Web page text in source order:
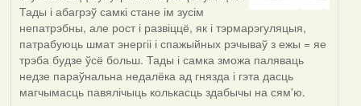
Тады і абагрэў самкі стане ім зусім
непатрэбны, але рост і развіццё, як і тэрмарэгуляцыя,
патрабуюць шмат энергіі і спажыйных рэчываў з ежы = яе
трэба будзе ўсё больш. Тады і самка зможа паляваць
недзе параўнальна недалёка ад гнязда і гэта дасць
магчымасць павялічыць колькасць здабычы на сям'ю.